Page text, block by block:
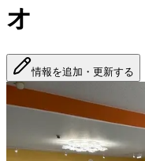
オ
情報を追加・更新する